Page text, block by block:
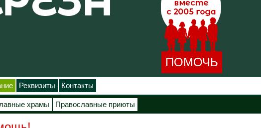
ПОМОЧЬ
Реквизиты Контакты
храмы Православные приюты